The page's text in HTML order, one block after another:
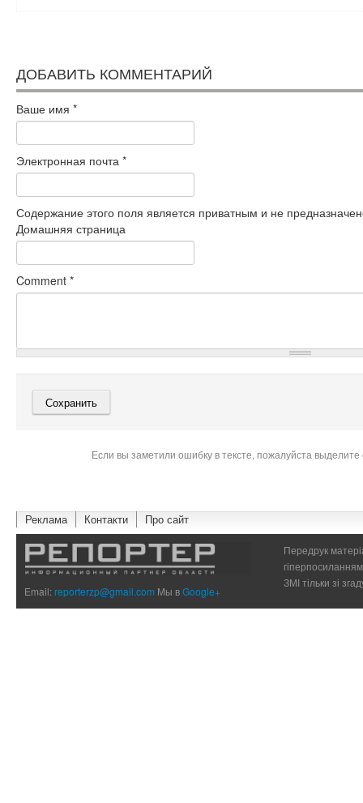
ДОБАВИТЬ КОММЕНТАРИЙ
Ваше имя *
Электронная почта *
Содержание этого поля является приватным и не
Домашняя страница
Comment *
Если вы заметили ошибку в тексте, пожалуйста
Реклама Контакти Про сайт
Email:reporterzp@gmail.com Мы вGoogle+
Передрук
ЗМІ тільки зі